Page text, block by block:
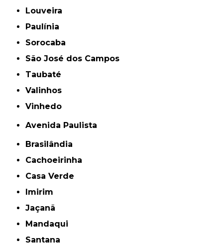
Louveira
Paulínia
Sorocaba
São José dos Campos
Taubaté
Valinhos
Vinhedo
Avenida Paulista
Brasilândia
Cachoeirinha
Casa Verde
Imirim
Jaçanã
Mandaqui
Santana